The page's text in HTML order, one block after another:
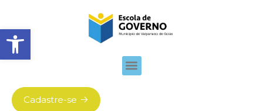
Abrir barra de ferramentas
Cadastre-se